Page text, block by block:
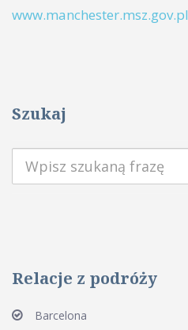
www.manchester.msz.gov.pl
Szukaj
Relacje z podróży
Barcelona